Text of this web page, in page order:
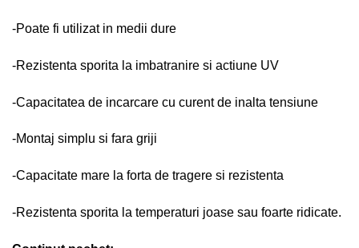
-Poate fi utilizat in medii dure
-Rezistenta sporita la imbatranire si actiune UV
-Capacitatea de incarcare cu curent de inalta tensiune
-Montaj simplu si fara griji
-Capacitate mare la forta de tragere si rezistenta
-Rezistenta sporita la temperaturi joase sau foarte ridicate.